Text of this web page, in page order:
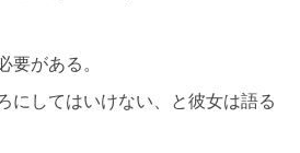
要がある。
にしてはいけない、と彼女は語る